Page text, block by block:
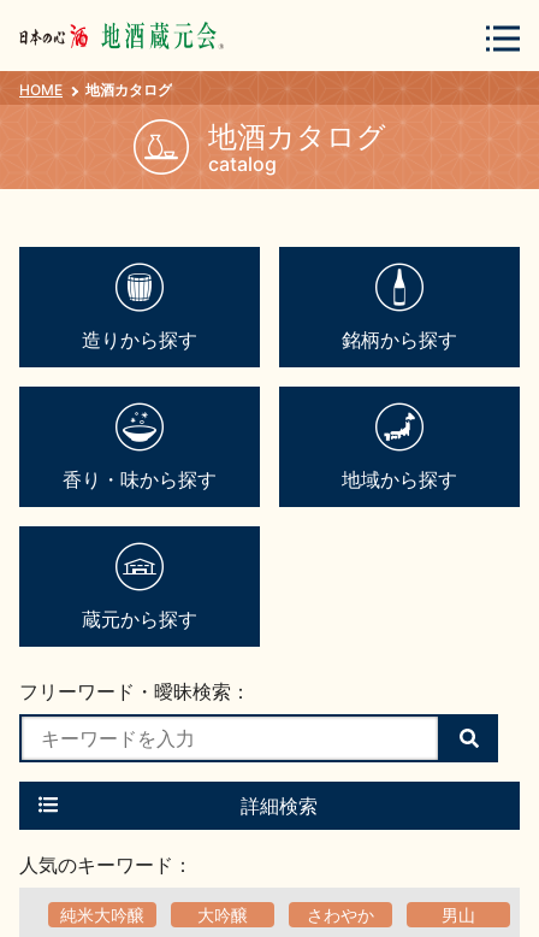
会員登録 ログイン
地酒カタログ
地酒用語集
お楽しみコンテンツ
歳時記 地酒蔵元会検定
HOME 地酒カタログ
地酒カタログ
catalog
造りから探す 銘柄から探す
香り・味から探す 地域から探す
蔵元から探す
フリーワード・曖昧検索：
検
索
す
詳細検索
人気のキーワード：
純米大吟醸 大吟醸 さわやか 男山